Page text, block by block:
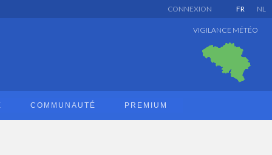
FR NL
CONNEXION
VIGILANCE MÉTÉO
COMMUNAUTÉ PREMIUM